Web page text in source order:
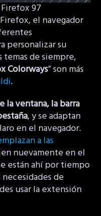
97
el navegador
personalizar su
de siempre,
Colorways” son más
.
la ventana, la barra
, y se adaptan
en el navegador.
a las
nuevamente en el
están ahí por tiempo
de
usar la extensión